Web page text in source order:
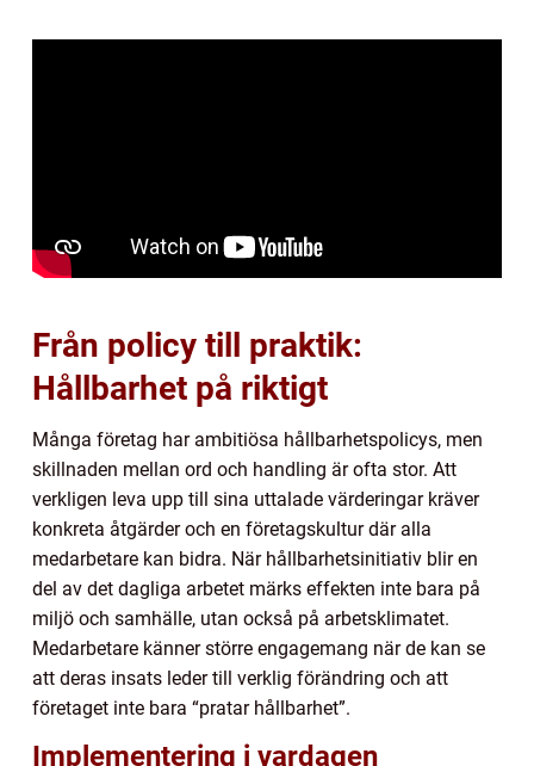
Från policy till praktik:
Hållbarhet på riktigt
Många företag har ambitiösa hållbarhetspolicys, men
skillnaden mellan ord och handling är ofta stor. Att
verkligen leva upp till sina uttalade värderingar kräver
konkreta åtgärder och en företagskultur där alla
medarbetare kan bidra. När hållbarhetsinitiativ blir en
del av det dagliga arbetet märks effekten inte bara på
miljö och samhälle, utan också på arbetsklimatet.
Medarbetare känner större engagemang när de kan se
att deras insats leder till verklig förändring och att
företaget inte bara “pratar hållbarhet”.
Implementering i vardagen